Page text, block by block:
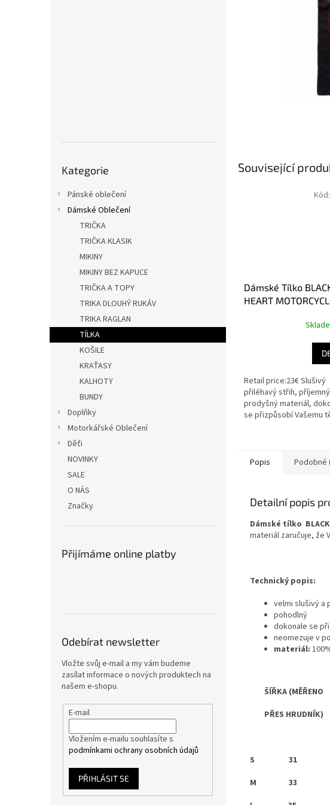
kategorie
Kategorie
Pánské oblečení
Dámské Oblečení
TRIČKA
TRIČKA KLASIK
MIKINY
MIKINY BEZ KAPUCE
TRIČKA A TOPY
TRIKA DLOUHÝ RUKÁV
TRIKA RAGLAN
TÍLKA
KOŠILE
KRAŤASY
KALHOTY
BUNDY
Doplňky
Motorkářské Oblečení
Děťi
NOVINKY
SALE
O NÁS
Značky
Přijímáme online platby
Odebírat newsletter
Vložte svůj e-mail a my vám budeme
zasílat informace o nových produktech na
našem e-shopu.
E-mail
Vložením e-mailu souhlasíte s
podmínkami ochrany osobních údajů
PŘIHLÁSIT SE
Související
Dámské Tílko
HEART
Retail price:23€ Slušivý
přiléhavý střih,
prodyšný materiál,
se přizpůsobí Vašemu
Kód:
Popis Podobné
Detailní popis
Dámské tílko BLACK
materiál zaručuje, že
Technický popis:
velmi slušivý a
pohodlný
dokonale se
neomezuje v
materiál:
ŠÍŘKA
PŘES
S
M